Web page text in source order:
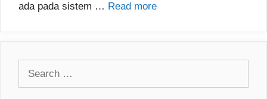
ada pada sistem … Read more